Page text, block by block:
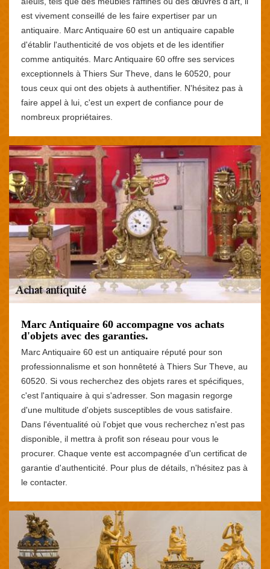
est vivement conseillé de les faire expertiser par un
antiquaire. Marc Antiquaire 60 est un antiquaire capable
d'établir l'authenticité de vos objets et de les identifier
comme antiquités. Marc Antiquaire 60 offre ses services
exceptionnels à Thiers Sur Theve, dans le 60520, pour
tous ceux qui ont des objets à authentifier. N'hésitez pas à
faire appel à lui, c'est un expert de confiance pour de
nombreux propriétaires.
Marc Antiquaire 60 accompagne vos achats
d'objets avec des garanties.
Marc Antiquaire 60 est un antiquaire réputé pour son
professionnalisme et son honnêteté à Thiers Sur Theve, au
60520. Si vous recherchez des objets rares et spécifiques,
c'est l'antiquaire à qui s'adresser. Son magasin regorge
d'une multitude d'objets susceptibles de vous satisfaire.
Dans l'éventualité où l'objet que vous recherchez n'est pas
disponible, il mettra à profit son réseau pour vous le
procurer. Chaque vente est accompagnée d'un certificat de
garantie d'authenticité. Pour plus de détails, n'hésitez pas à
le contacter.